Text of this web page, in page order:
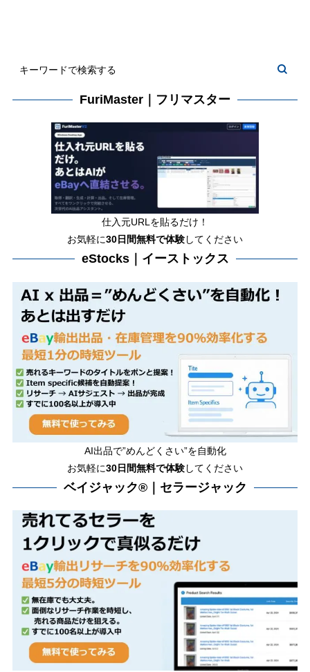
FuriMaster｜フリマスター
仕入元URLを貼るだけ！
お気軽に30日間無料で体験してください
eStocks｜イーストックス
AI出品で”めんどくさい”を自動化
お気軽に30日間無料で体験してください
ベイジャック®｜セラージャック